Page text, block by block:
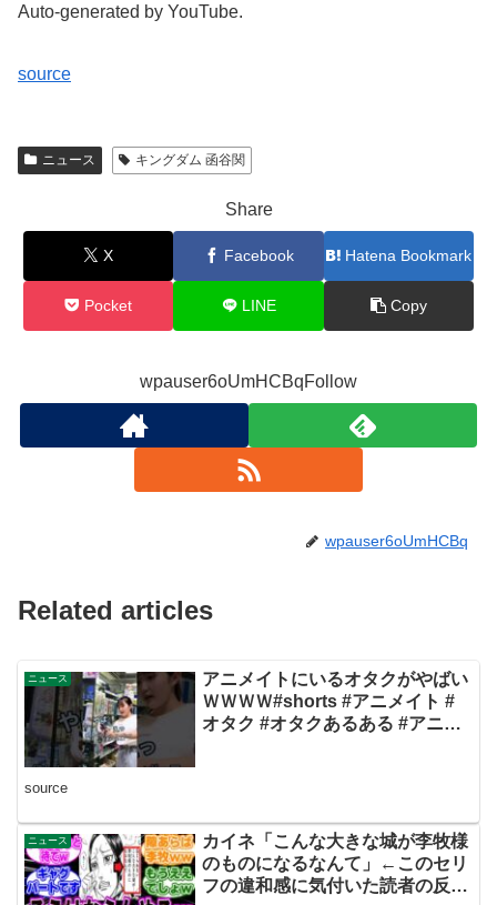
Auto-generated by YouTube.
source
ニュース キングダム 函谷関
Share
X Facebook Hatena Bookmark
Pocket LINE Copy
wpauser6oUmHCBqFollow
wpauser6oUmHCBq
Related articles
ニュース
アニメイトにいるオタクがやばい
ＷＷＷＷ#shorts #アニメイト #
オタク #オタクあるある #アニオ
source
ニュース
カイネ「こんな大きな城が李牧様
のものになるなんて」←このセリ
フの違和感に気付いた読者の反応